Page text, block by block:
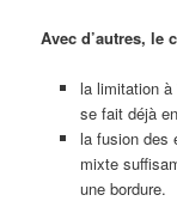
Avec d’autres, le
la limitation
se fait déjà
la fusion des
mixte
une bordure.